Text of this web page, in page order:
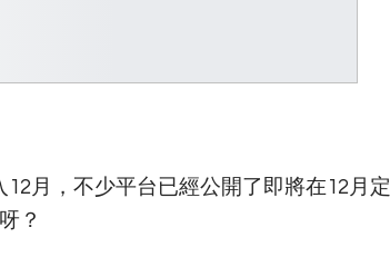
月，不少平台已經公開了即將在12月定
？